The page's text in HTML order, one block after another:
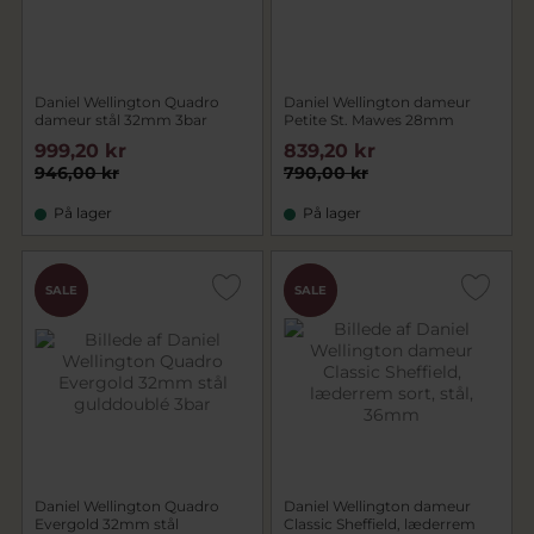
Daniel Wellington Quadro
dameur stål 32mm 3bar
946,00 kr
999,20 kr
På lager
Daniel Wellington dameur
Petite St. Mawes 28mm
790,00 kr
839,20 kr
På lager
PRIS
SALE
Daniel Wellington Quadro
Evergold 32mm stål
PRIS
SALE
Daniel Wellington dameur
Classic Sheffield, læderrem